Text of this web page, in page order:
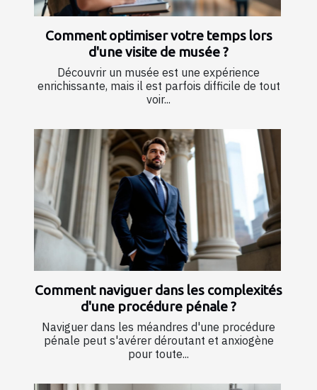
Comment optimiser votre temps lors
d'une visite de musée ?
Découvrir un musée est une expérience
enrichissante, mais il est parfois difficile de tout
voir...
Comment naviguer dans les complexités
d'une procédure pénale ?
Naviguer dans les méandres d'une procédure
pénale peut s'avérer déroutant et anxiogène
pour toute...